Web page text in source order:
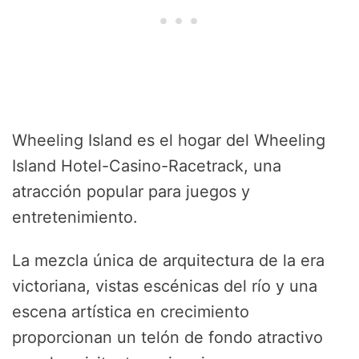
Wheeling Island es el hogar del Wheeling
Island Hotel-Casino-Racetrack, una
atracción popular para juegos y
entretenimiento.
La mezcla única de arquitectura de la era
victoriana, vistas escénicas del río y una
escena artística en crecimiento
proporcionan un telón de fondo atractivo